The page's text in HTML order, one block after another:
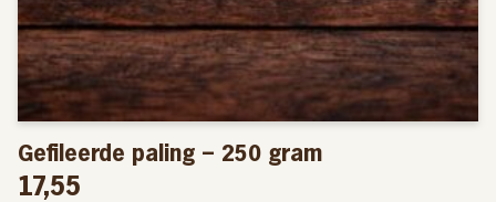
Gefileerde paling – 250 gram
17,55